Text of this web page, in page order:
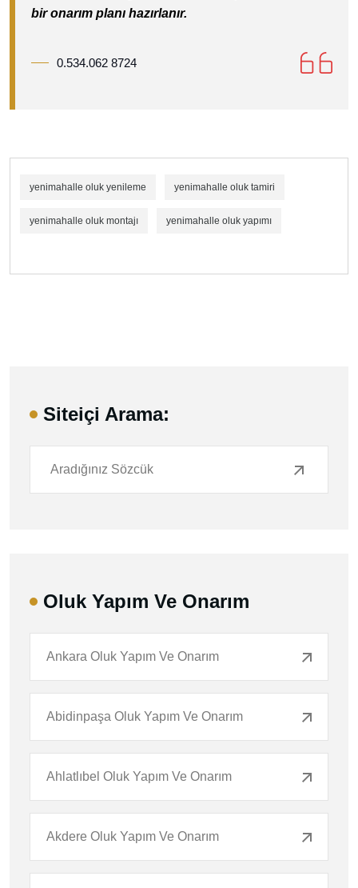
bir onarım planı hazırlanır.
0.534.062 8724
yenimahalle oluk yenileme yenimahalle oluk tamiri
yenimahalle oluk montajı yenimahalle oluk yapımı
Siteiçi Arama:
Oluk Yapım Ve Onarım
Ankara Oluk Yapım Ve Onarım
Abidinpaşa Oluk Yapım Ve Onarım
Ahlatlıbel Oluk Yapım Ve Onarım
Akdere Oluk Yapım Ve Onarım